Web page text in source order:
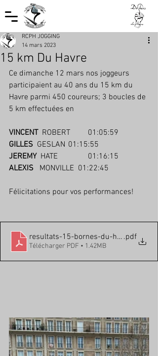
15 km Du Havre
RCPH JOGGING
14 mars 2023
Ce dimanche 12 mars nos joggeurs
participaient au 40 ans du 15 km du
Havre parmi 450 coureurs; 3 boucles de
5 km effectuées en
VINCENT
  ROBERT	01:05:59
GILLES
  GESLAN	01:15:55
JEREMY
  HATE		01:16:15
ALEXIS
   MONVILLE  01:22:45
Félicitations pour vos performances!
resultats-15-bornes-du-havre-12-03-
.pdf
Télécharger PDF • 1.42MB